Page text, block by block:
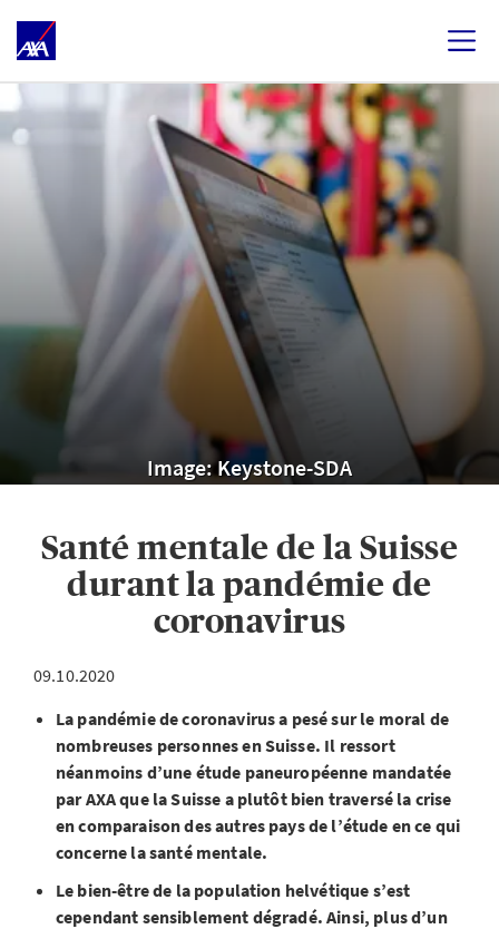
Image: Keystone-SDA
Santé mentale de la Suisse
durant la pandémie de
coronavirus
09.10.2020
La pandémie de coronavirus a pesé sur le moral de
nombreuses personnes en Suisse. Il ressort
néanmoins d’une étude paneuropéenne mandatée
par AXA que la Suisse a plutôt bien traversé la crise
en comparaison des autres pays de l’étude en ce qui
concerne la santé mentale.
Le bien-être de la population helvétique s’est
cependant sensiblement dégradé. Ainsi, plus d’un